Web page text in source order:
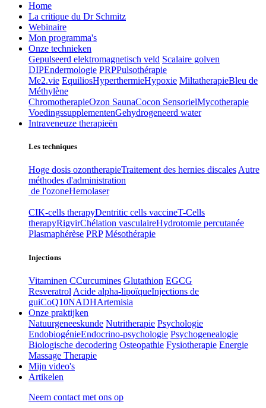
Home
La critique du Dr Schmitz
Webinaire
Mon programma's
Onze technieken
Gepulseerd elektromagnetisch veld Scalaire golven
DIPEndermologie PRPPulsothérapie
Me2.vie EquiliosHyperthermieHypoxie MiltatherapieBleu de
Méthylène
ChromotherapieOzon SaunaCocon SensorielMycotherapie
VoedingssupplementenGehydrogeneerd water
Intraveneuze therapieën
Les techniques
Hoge dosis ozontherapieTraitement des hernies discales Autre
méthodes d'administration
de l'ozoneHemolaser
CIK-cells therapyDentritic cells vaccineT-Cells
therapyRigvirChélation vasculaireHydrotomie percutanée
Plasmaphérèse PRP Mésothérapie
Injections
Vitaminen CCurcumines Glutathion EGCG
Resveratrol Acide alpha-lipoïqueInjections de
guiCoQ10NADHArtemisia
Onze praktijken
Natuurgeneeskunde Nutritherapie Psychologie
EndobiogénieEndocrino-psychologie Psychogenealogie
Biologische decodering Osteopathie Fysiotherapie Energie
Massage Therapie
Mijn video's
Artikelen
Neem contact met ons op